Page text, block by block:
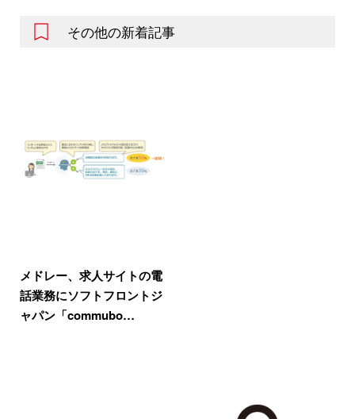
その他の新着記事
メドレー、求人サイトの電
話業務にソフトフロントジ
ャパン「commubo…